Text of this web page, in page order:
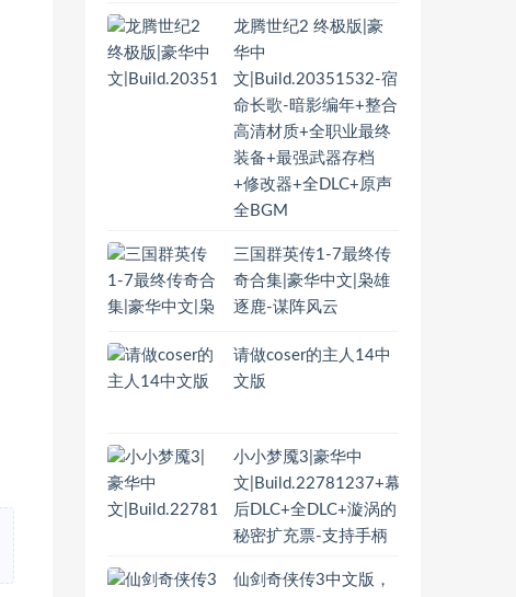
龙腾世纪2 终极版|豪
华中
文|Build.20351532-宿
命长歌-暗影编年+整合
高清材质+全职业最终
装备+最强武器存档
+修改器+全DLC+原声
全BGM
三国群英传1-7最终传
奇合集|豪华中文|枭雄
逐鹿-谋阵风云
请做coser的主人14中
文版
小小梦魇3|豪华中
文|Build.22781237+幕
后DLC+全DLC+漩涡的
秘密扩充票-支持手柄
仙剑奇侠传3中文版，